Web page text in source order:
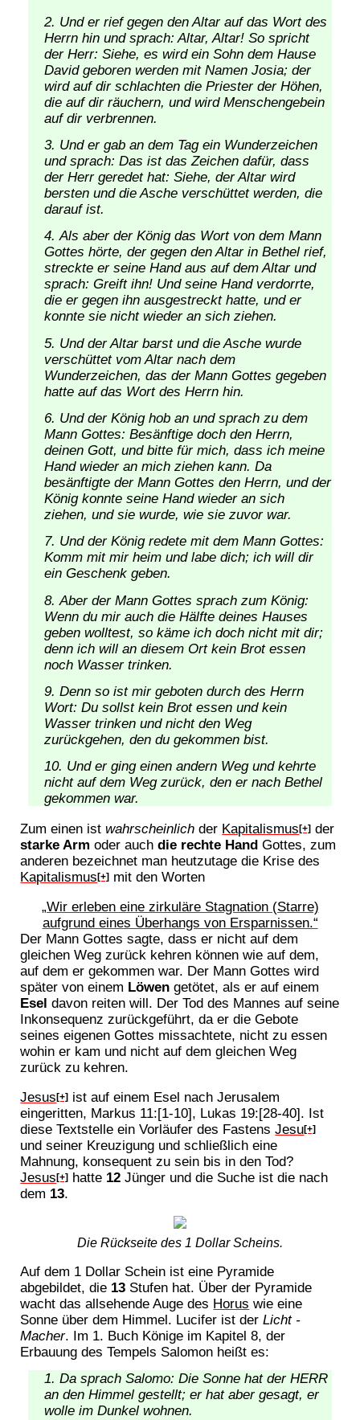
Und er rief gegen den Altar auf das Wort des
Herrn hin und sprach: Altar, Altar! So spricht
der Herr: Siehe, es wird ein Sohn dem Hause
David geboren werden mit Namen Josia; der
wird auf dir schlachten die Priester der Höhen,
die auf dir räuchern, und wird Menschengebein
auf dir verbrennen.
Und er gab an dem Tag ein Wunderzeichen
und sprach: Das ist das Zeichen dafür, dass
der Herr geredet hat: Siehe, der Altar wird
bersten und die Asche verschüttet werden, die
darauf ist.
Als aber der König das Wort von dem Mann
Gottes hörte, der gegen den Altar in Bethel rief,
streckte er seine Hand aus auf dem Altar und
sprach: Greift ihn! Und seine Hand verdorrte,
die er gegen ihn ausgestreckt hatte, und er
konnte sie nicht wieder an sich ziehen.
Und der Altar barst und die Asche wurde
verschüttet vom Altar nach dem
Wunderzeichen, das der Mann Gottes gegeben
hatte auf das Wort des Herrn hin.
Und der König hob an und sprach zu dem
Mann Gottes: Besänftige doch den Herrn,
deinen Gott, und bitte für mich, dass ich meine
Hand wieder an mich ziehen kann. Da
besänftigte der Mann Gottes den Herrn, und der
König konnte seine Hand wieder an sich
ziehen, und sie wurde, wie sie zuvor war.
Und der König redete mit dem Mann Gottes:
Komm mit mir heim und labe dich; ich will dir
ein Geschenk geben.
Aber der Mann Gottes sprach zum König:
Wenn du mir auch die Hälfte deines Hauses
geben wolltest, so käme ich doch nicht mit dir;
denn ich will an diesem Ort kein Brot essen
noch Wasser trinken.
Denn so ist mir geboten durch des Herrn
Wort: Du sollst kein Brot essen und kein
Wasser trinken und nicht den Weg
zurückgehen, den du gekommen bist.
Und er ging einen andern Weg und kehrte
nicht auf dem Weg zurück, den er nach Bethel
gekommen war.
Zum einen istwahrscheinlich der Kapitalismus[+] der
starke Arm oder auchdie rechte Hand Gottes, zum
anderen bezeichnet man heutzutage die Krise des
Kapitalismus[+] mit den Worten
„Wir erleben eine zirkuläre Stagnation (Starre)
aufgrund eines Überhangs von Ersparnissen.“
Der Mann Gottes sagte, dass er nicht auf dem
gleichen Weg zurück kehren können wie auf dem,
auf dem er gekommen war. Der Mann Gottes wird
später von einem Löwen getötet, als er auf einem
Esel davon reiten will. Der Tod des Mannes auf seine
Inkonsequenz zurückgeführt, da er die Gebote
seines eigenen Gottes missachtete, nicht zu essen
wohin er kam und nicht auf dem gleichen Weg
zurück zu kehren.
Jesus[+] ist auf einem Esel nach Jerusalem
eingeritten, Markus 11:[1-10], Lukas 19:[28-40]. Ist
diese Textstelle ein Vorläufer des FastensJesu[+]
und seiner Kreuzigung und schließlich eine
Mahnung, konsequent zu sein bis in den Tod?
Jesus[+] hatte 12 Jünger und die Suche ist die nach
dem 13.
Die Rückseite des 1 Dollar Scheins.
Auf dem 1 Dollar Schein ist eine Pyramide
abgebildet, die 13 Stufen hat. Über der Pyramide
wacht das allsehende Auge des Horus wie eine
Sonne über dem Himmel. Lucifer ist derLicht -
Macher. Im 1. Buch Könige im Kapitel 8, der
Erbauung des Tempels Salomon heißt es:
Da sprach Salomo: Die Sonne hat der HERR
an den Himmel gestellt; er hat aber gesagt, er
wolle im Dunkel wohnen.